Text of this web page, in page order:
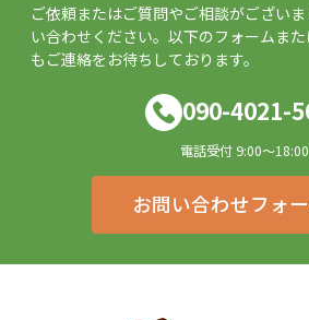
ご依頼またはご質問やご相談がござい
い合わせください。以下のフォームま
もご連絡をお待ちしております。
090-4021-
電話受付 9:00～18:00
お問い合わせフォ